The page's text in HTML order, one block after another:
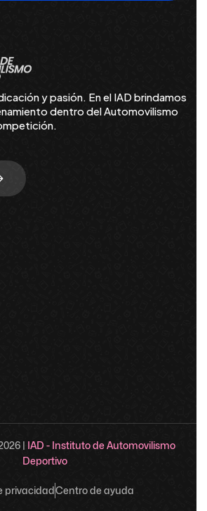
y pasión. En el IAD brindamos
dentro del Automovilismo
| IAD - Instituto de Automovilismo
Deportivo
privacidadCentro de ayuda